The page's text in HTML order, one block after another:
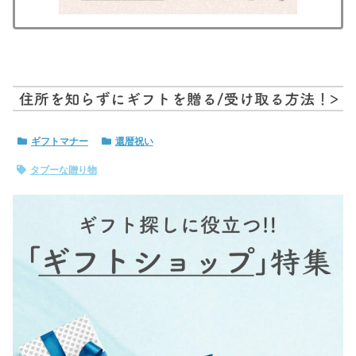
ギフトマナー 還暦祝い
タブーな贈り物